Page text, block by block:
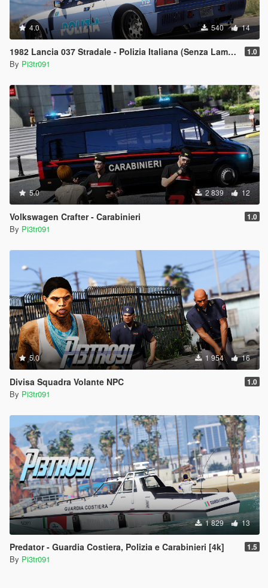
4.0 540 14
1982 Lancia 037 Stradale - Polizia Italiana (Senza Lampeggianti) 1.0
By Pi3tr091
5.0 2 839 12
Volkswagen Crafter - Carabinieri 1.0
By Pi3tr091
5.0 1 954 16
Divisa Squadra Volante NPC 1.0
By Pi3tr091
1 829 13
Predator - Guardia Costiera, Polizia e Carabinieri [4k] 1.5
By Pi3tr091